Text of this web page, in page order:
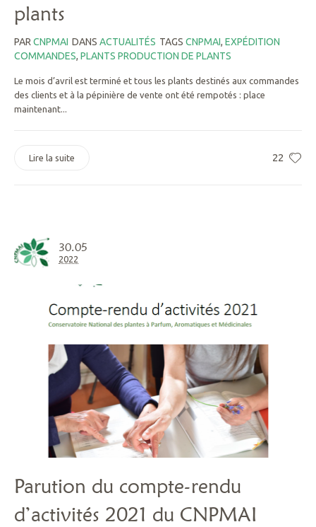
plants
PARCNPMAI DANS ACTUALITÉS TAGS CNPMAI, EXPÉDITION
COMMANDES, PLANTS PRODUCTION DE PLANTS
Le mois d’avril est terminé et tous les plants destinés aux commandes
des clients et à la pépinière de vente ont été rempotés : place
maintenant...
22
Lire la suite
30.05
2022
Parution du compte-rendu
d’activités 2021 du CNPMAI